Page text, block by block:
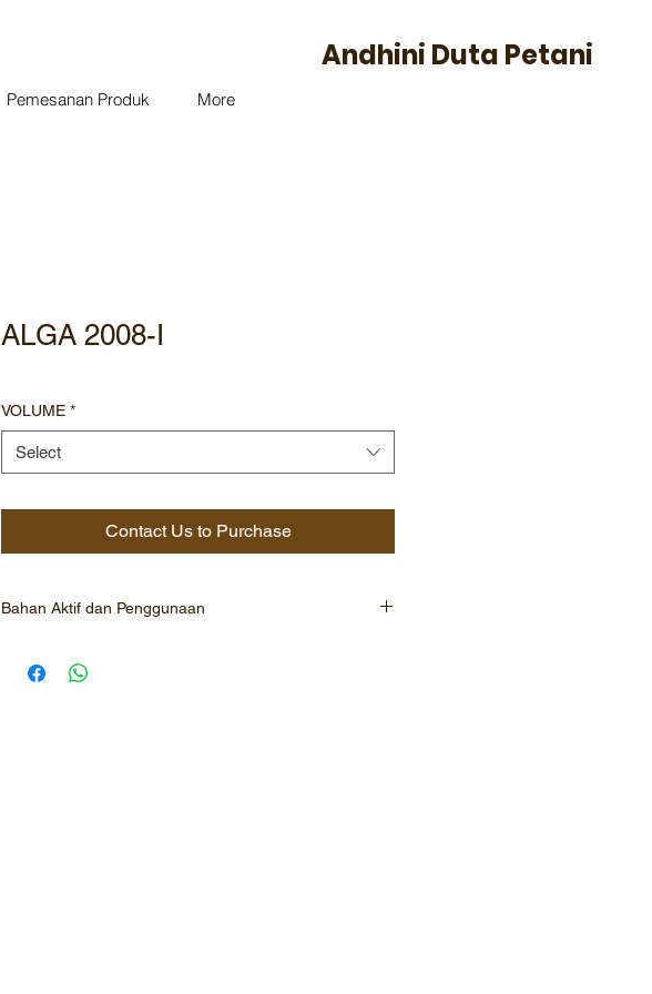
Pemesanan Produk More
Andhini Duta Petani
ALGA 2008-I
VOLUME *
Select
Contact Us to Purchase
Bahan Aktif dan Penggunaan
berbahan baku rumput laut.